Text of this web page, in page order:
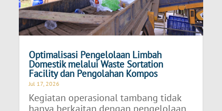
Optimalisasi Pengelolaan Limbah
Domestik melalui Waste Sortation
Facility dan Pengolahan Kompos
Jul 17, 2026
Kegiatan operasional tambang tidak